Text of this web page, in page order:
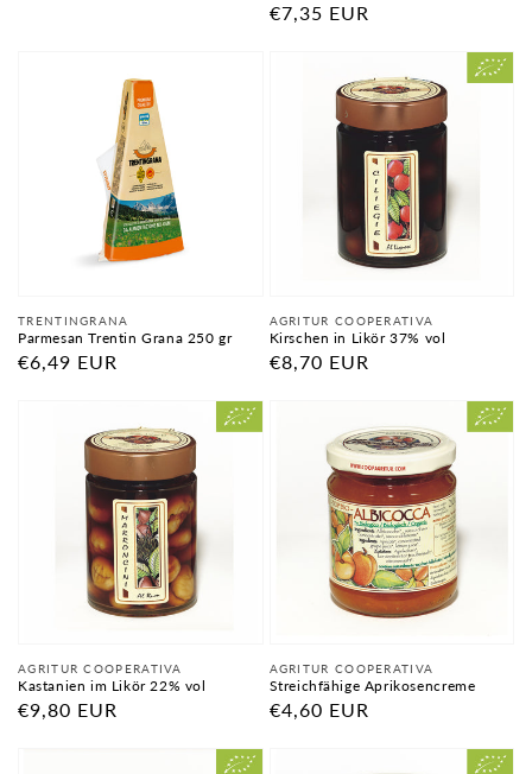
Normaler
€7,35 EUR
Anbieter:
TRENTINGRANA
Parmesan Trentin Grana 250 gr
Normaler
€6,49 EUR
Anbieter:
AGRITUR COOPERATIVA
Kirschen in Likör 37% vol
Normaler
€8,70 EUR
Anbieter:
AGRITUR COOPERATIVA
Kastanien im Likör 22% vol
Normaler
€9,80 EUR
Anbieter:
AGRITUR COOPERATIVA
Streichfähige Aprikosencreme
Normaler
€4,60 EUR